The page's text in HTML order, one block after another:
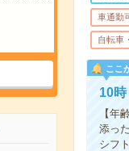
車通勤
自転車
ここ
10
【年
添っ
シフ